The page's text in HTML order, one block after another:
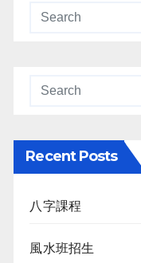
Recent Posts
八字課程
風水班招生